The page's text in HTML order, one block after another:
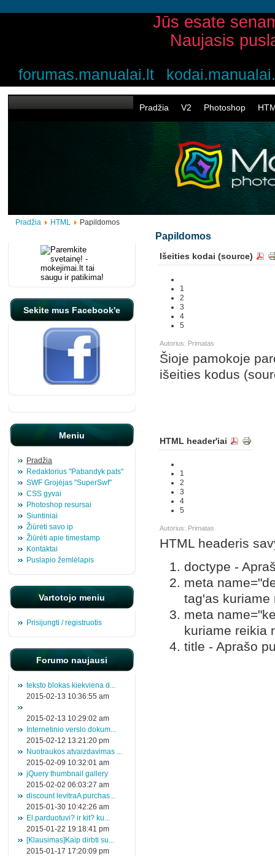
Jūs esate
Naujasis
forumas.manualai.lt
Pradžia V2 Photoshop
Pradžia HTML Papildomos
Sekite mus Facebook'e
Meniu
Pradžia
Redaktorius "Pabandyk pats"
SWF Grojėjas "SuperSwf"
CSS gyvai
Photoshop resursai
Siuntiniai
Žiūrėti savo ip
Žiūrėti apie timestamp
Kontaktai
Puslapio žemlėlapis
Vartotojo meniu
Prisijungti / registruotis
Forumo naujausi
teksto blokas kiekviena d...
2015-02-13 10:36:55 am
2015-02-13 10:29:02 am
Internetinio verslo dokum...
2015-02-12 13:21:20 pm
Nuotraukos atvaizdavimas ...
2015-02-09 10:32:01 am
jQuery thumbnail gallery
2015-02-02 06:03:27 am
discount levitraA purchas...
2015-01-30 10:42:26 am
El.parduotuvi? ir kit? ku...
2015-01-22 19:18:41 pm
[Klausimas]Kaip dirbti su...
2015-01-17 17:20:09 pm
Papildomos
Išeities kodai (source)
1
2
3
4
5
Autorius: Primatas
Šioje pamokoje
išeities kodus
HTML header'iai
1
2
3
4
5
Autorius: Primatas
HTML headeris
doctype -
meta
tag'as kuriame
meta
kuriame reikia
title - Aprašo